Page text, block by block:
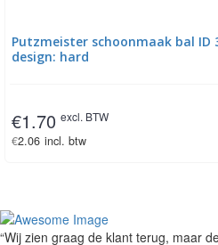
Putzmeister schoonmaak bal ID
design: hard
€1.70 excl. BTW
€2.06 incl. btw
“Wij zien graag de klant terug, maar